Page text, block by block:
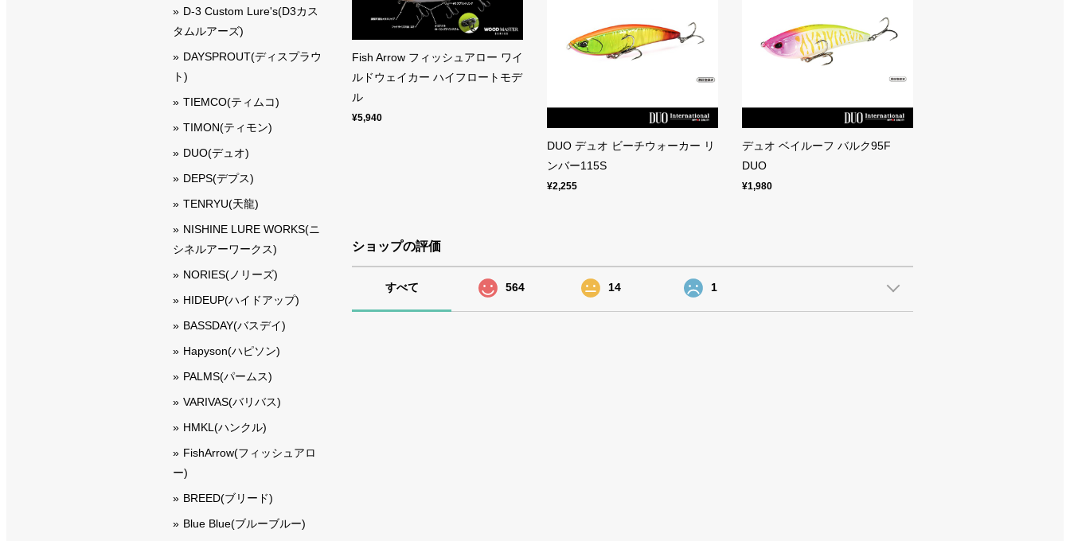
Fish Arrow フィッシュアロー ワイ
ルドウェイカー ハイフロートモデ
ル
¥5,940
DUO デュオ ビーチウォーカー リ
ンバー115S
¥2,255
デュオ ベイルーフ バルク95F
DUO
¥1,980
ショップの評価
すべて 564 14 1
D-3 Custom Lure's(D3カス
タムルアーズ)
DAYSPROUT(ディスプラウ
ト)
TIEMCO(ティムコ)
TIMON(ティモン)
DUO(デュオ)
DEPS(デプス)
TENRYU(天龍)
NISHINE LURE WORKS(ニ
シネルアーワークス)
NORIES(ノリーズ)
HIDEUP(ハイドアップ)
BASSDAY(バスデイ)
Hapyson(ハピソン)
PALMS(パームス)
VARIVAS(バリバス)
HMKL(ハンクル)
FishArrow(フィッシュアロ
ー)
BREED(ブリード)
Blue Blue(ブルーブルー)